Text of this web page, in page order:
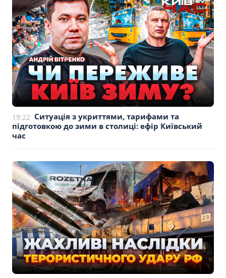
19:22 Ситуація з укриттями, тарифами та
підготовкою до зими в столиці: ефір Київський
час